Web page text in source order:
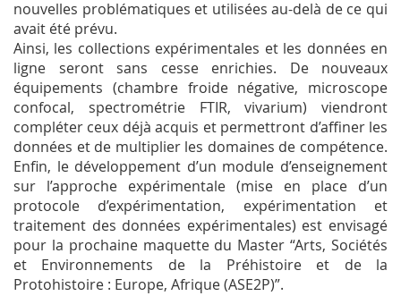
nouvelles problématiques et utilisées au-delà de ce qui
avait été prévu.
Ainsi, les collections expérimentales et les données en
ligne seront sans cesse enrichies. De nouveaux
équipements (chambre froide négative, microscope
confocal, spectrométrie FTIR, vivarium) viendront
compléter ceux déjà acquis et permettront d’affiner les
données et de multiplier les domaines de compétence.
Enfin, le développement d’un module d’enseignement
sur l’approche expérimentale (mise en place d’un
protocole d’expérimentation, expérimentation et
traitement des données expérimentales) est envisagé
pour la prochaine maquette du Master “Arts, Sociétés
et Environnements de la Préhistoire et de la
Protohistoire : Europe, Afrique (ASE2P)”.